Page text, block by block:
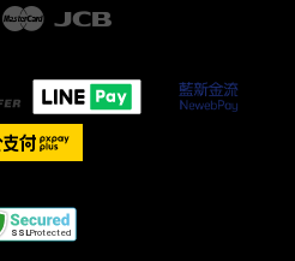
Visa Master